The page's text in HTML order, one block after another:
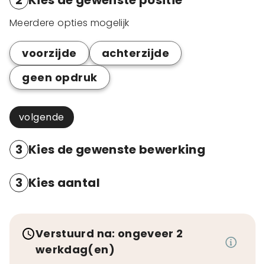
Meerdere opties mogelijk
voorzijde
achterzijde
geen opdruk
volgende
3 Kies de gewenste bewerking
3 Kies aantal
Verstuurd na: ongeveer 2
werkdag(en)